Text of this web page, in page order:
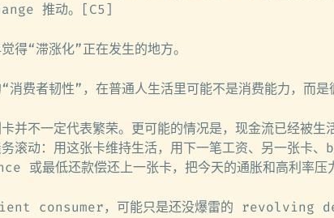
推动。[C5]
得“滞涨化”正在发生的地方。
消费者韧性”，在普通人生活里可能不是消费能力，而是
并不一定代表繁荣。更可能的情况是，现金流已经被生
务滚动：用这张卡维持生活，用下一笔工资、另一张
或最低还款偿还上一张卡，把今天的通胀和高利率压
consumer，可能只是还没爆雷的 revolving